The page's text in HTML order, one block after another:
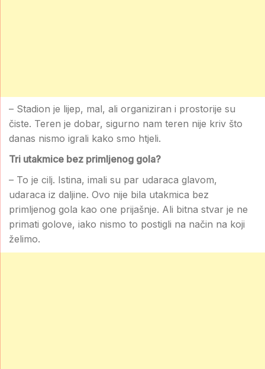
– Stadion je lijep, mal, ali organiziran i prostorije su
čiste. Teren je dobar, sigurno nam teren nije kriv što
danas nismo igrali kako smo htjeli.
Tri utakmice bez primljenog gola?
– To je cilj. Istina, imali su par udaraca glavom,
udaraca iz daljine. Ovo nije bila utakmica bez
primljenog gola kao one prijašnje. Ali bitna stvar je ne
primati golove, iako nismo to postigli na način na koji
želimo.